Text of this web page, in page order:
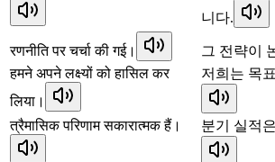
니다.
रणनीति पर चर्चा की गई।
그 전략이
हमने अपने लक्ष्यों को हासिल कर
लिया।
저희는 목
त्रैमासिक परिणाम सकारात्मक हैं। 분기 실적